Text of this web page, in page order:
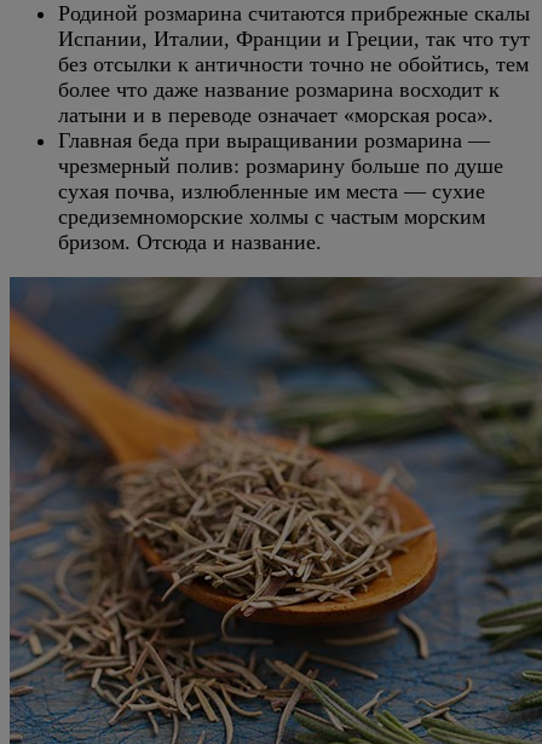
Родиной розмарина считаются прибрежные скалы
Испании, Италии, Франции и Греции, так что тут
без отсылки к античности точно не обойтись, тем
более что даже название розмарина восходит к
латыни и в переводе означает «морская роса».
Главная беда при выращивании розмарина —
чрезмерный полив: розмарину больше по душе
сухая почва, излюбленные им места — сухие
средиземноморские холмы с частым морским
бризом. Отсюда и название.